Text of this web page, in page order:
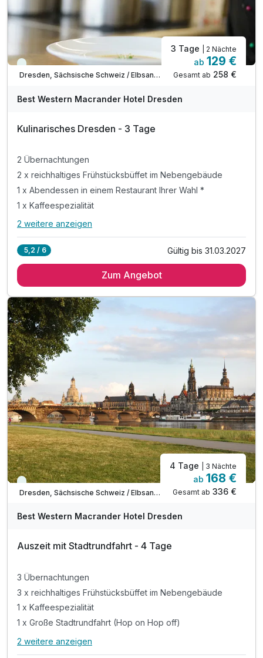
Viele Termine frei
Dresden, Sächsische Schweiz / Elbsandsteingebirge
3 Tage | 2 Nächte
ab 129 €
Gesamt ab 258 €
Best Western Macrander Hotel Dresden
Kulinarisches Dresden - 3 Tage
2 Übernachtungen
2 x reichhaltiges Frühstücksbüffet im Nebengebäude
1 x Abendessen in einem Restaurant Ihrer Wahl *
1 x Kaffeespezialität
Alle Inklusivleistungen
2 x reichhaltiges Frühstücksbüffet im Nebengebäude
1 x Kaffeespezialität
inkl. Kaffee- und Teebar auf dem Zimmer
inkl. Wlan-Nutzung
2 weitere anzeigen
5,2 / 6 Gültig bis 31.03.2027
Zum Angebot
Viele Termine frei
Dresden, Sächsische Schweiz / Elbsandsteingebirge
4 Tage | 3 Nächte
ab 168 €
Gesamt ab 336 €
Best Western Macrander Hotel Dresden
Auszeit mit Stadtrundfahrt - 4 Tage
3 Übernachtungen
3 x reichhaltiges Frühstücksbüffet im Nebengebäude
1 x Kaffeespezialität
1 x Große Stadtrundfahrt (Hop on Hop off)
Alle Inklusivleistungen
2 weitere anzeigen